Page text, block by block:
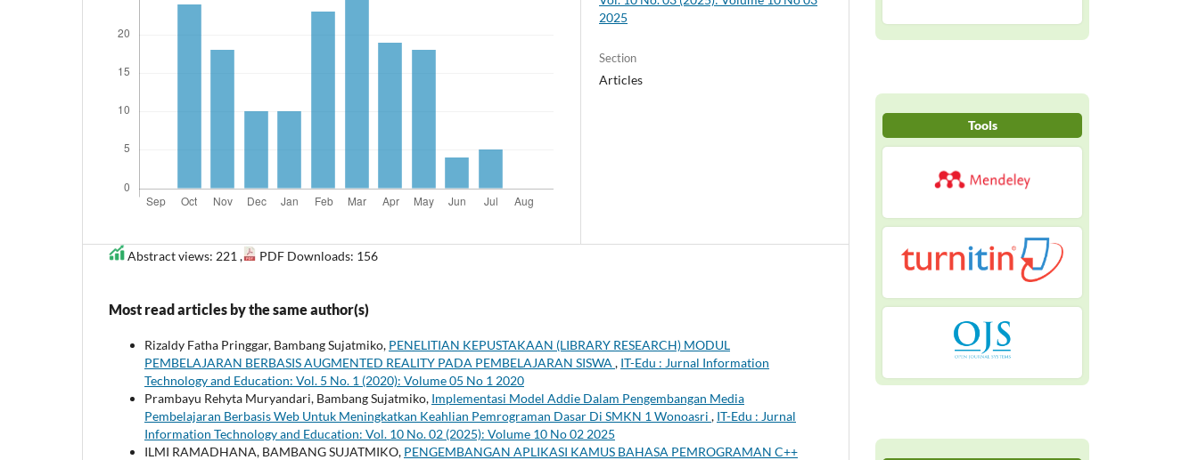
2025
Section
Articles
Abstract views: 221 , PDF Downloads: 156
Most read articles by the same author(s)
Rizaldy Fatha Pringgar, Bambang Sujatmiko, PENELITIAN KEPUSTAKAAN (LIBRARY RESEARCH) MODUL
PEMBELAJARAN BERBASIS AUGMENTED REALITY PADA PEMBELAJARAN SISWA , IT-Edu : Jurnal Information
Technology and Education: Vol. 5 No. 1 (2020): Volume 05 No 1 2020
Prambayu Rehyta Muryandari, Bambang Sujatmiko, Implementasi Model Addie Dalam Pengembangan Media
Pembelajaran Berbasis Web Untuk Meningkatkan Keahlian Pemrograman Dasar Di SMKN 1 Wonoasri , IT-Edu : Jurnal
Information Technology and Education: Vol. 10 No. 02 (2025): Volume 10 No 02 2025
ILMI RAMADHANA, BAMBANG SUJATMIKO, PENGEMBANGAN APLIKASI KAMUS BAHASA PEMROGRAMAN C++
Tools